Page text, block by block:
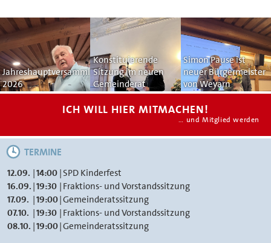
Jahreshauptversammlung
2026
Konstituierende
Sitzung im neuen
Gemeinderat
Simon Pause ist
neuer Bürgermeister
von Weyarn
ICH WILL HIER MITMACHEN!
… und Mitglied werden
TERMINE
12.09. |14:00 |SPD Kinderfest
16.09. |19:30 | Fraktions- und Vorstandssitzung
17.09. |19:00|Gemeinderatssitzung
07.10. |19:30 | Fraktions- und Vorstandssitzung
08.10. |19:00|Gemeinderatssitzung